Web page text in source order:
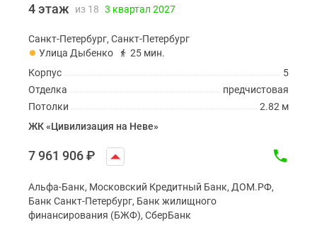
4 этаж из 18 3 квартал 2027
Санкт-Петербург, Санкт-Петербург
Улица Дыбенко
25 мин.
5
Корпус
предчистовая
Отделка
2.82 м
Потолки
ЖК «Цивилизация на Неве»
7 961 906₽
Альфа-Банк, Московский Кредитный Банк, ДОМ.РФ,
Банк Санкт-Петербург, Банк жилищного
финансирования (БЖФ), СберБанк